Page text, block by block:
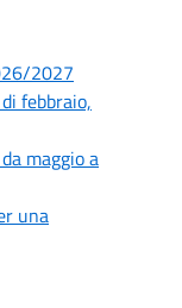
2027
febbraio,
maggio a
una